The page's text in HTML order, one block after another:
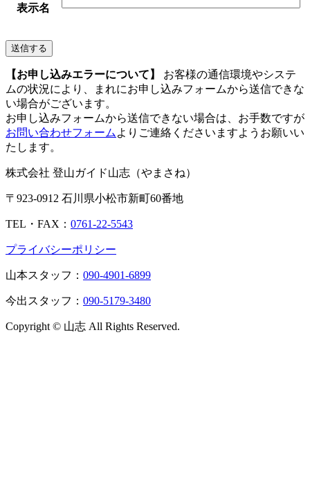
表示名
【お申し込みエラーについて】
お客様の通信環境やシステ
ムの状況により、まれにお申し込みフォームから送信できな
い場合がございます。
お申し込みフォームから送信できない場合は、お手数ですが
お問い合わせフォーム よりご連絡くださいますようお願いい
たします。
株式会社 登山ガイド山志（やまさね）
〒923-0912 石川県小松市新町60番地
TEL・FAX： 0761-22-5543
プライバシーポリシー
山本スタッフ： 090-4901-6899
今出スタッフ： 090-5179-3480
Copyright © 山志 All Rights Reserved.